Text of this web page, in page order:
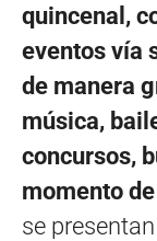
quincenal,
eventos vía
de manera
música,
concursos,
momento
se presentan